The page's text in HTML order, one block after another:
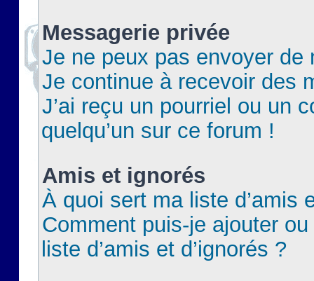
Messagerie privée
Je ne peux pas envoyer de
Je continue à recevoir des
J’ai reçu un pourriel ou un
quelqu’un sur ce forum !
Amis et ignorés
À quoi sert ma liste d’amis
Comment puis-je ajouter
liste d’amis et d’ignorés ?